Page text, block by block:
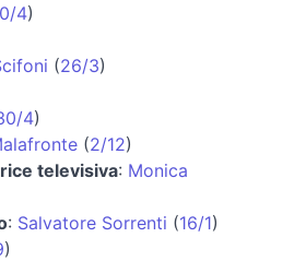
4)
(26/3)
4)
(2/12)
televisiva: Monica
: Salvatore Sorrenti (16/1)
)